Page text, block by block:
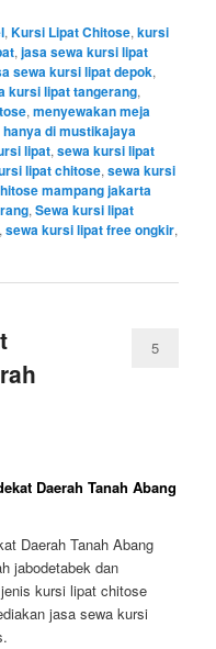
,Kursi Lipat Chitose,kursi
,jasa sewa kursi lipat
sewa kursi lipat depok,
kursi lipat tangerang,
,menyewakan meja
di mustikajaya
lipat,sewa kursi lipat
lipat chitose,sewa kursi
mampang jakarta
,Sewa kursi lipat
,sewa kursi lipat free ongkir,
5
Daerah Tanah Abang
Daerah Tanah Abang
jabodetabek dan
kursi lipat chitose
jasa sewa kursi